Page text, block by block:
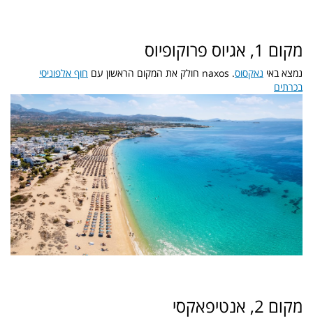
מקום 1, אגיוס פרוקופיוס
נמצא באי נאקסוס. naxos חולק את המקום הראשון עם
חוף אלפוניסי
בכרתים
מקום 2, אנטיפאקסי